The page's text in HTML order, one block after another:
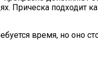
Прическа подходит
время, но оно